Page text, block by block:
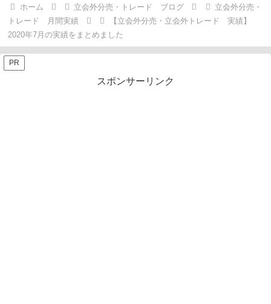
ホーム 立会外分売・トレード ブログ
立会外分売・
トレード 月間実績
【立会外分売・立会外トレード 実績】
2020年7月の実績をまとめました
PR
スポンサーリンク